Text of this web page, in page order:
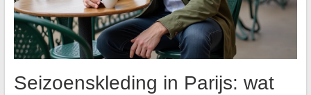
Seizoenskleding in Parijs: wat